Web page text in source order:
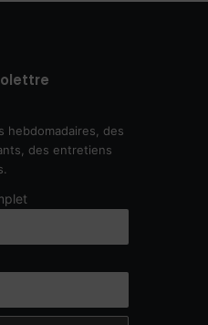
hebdomadaires, des
des entretiens